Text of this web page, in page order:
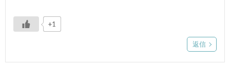
+1
返信